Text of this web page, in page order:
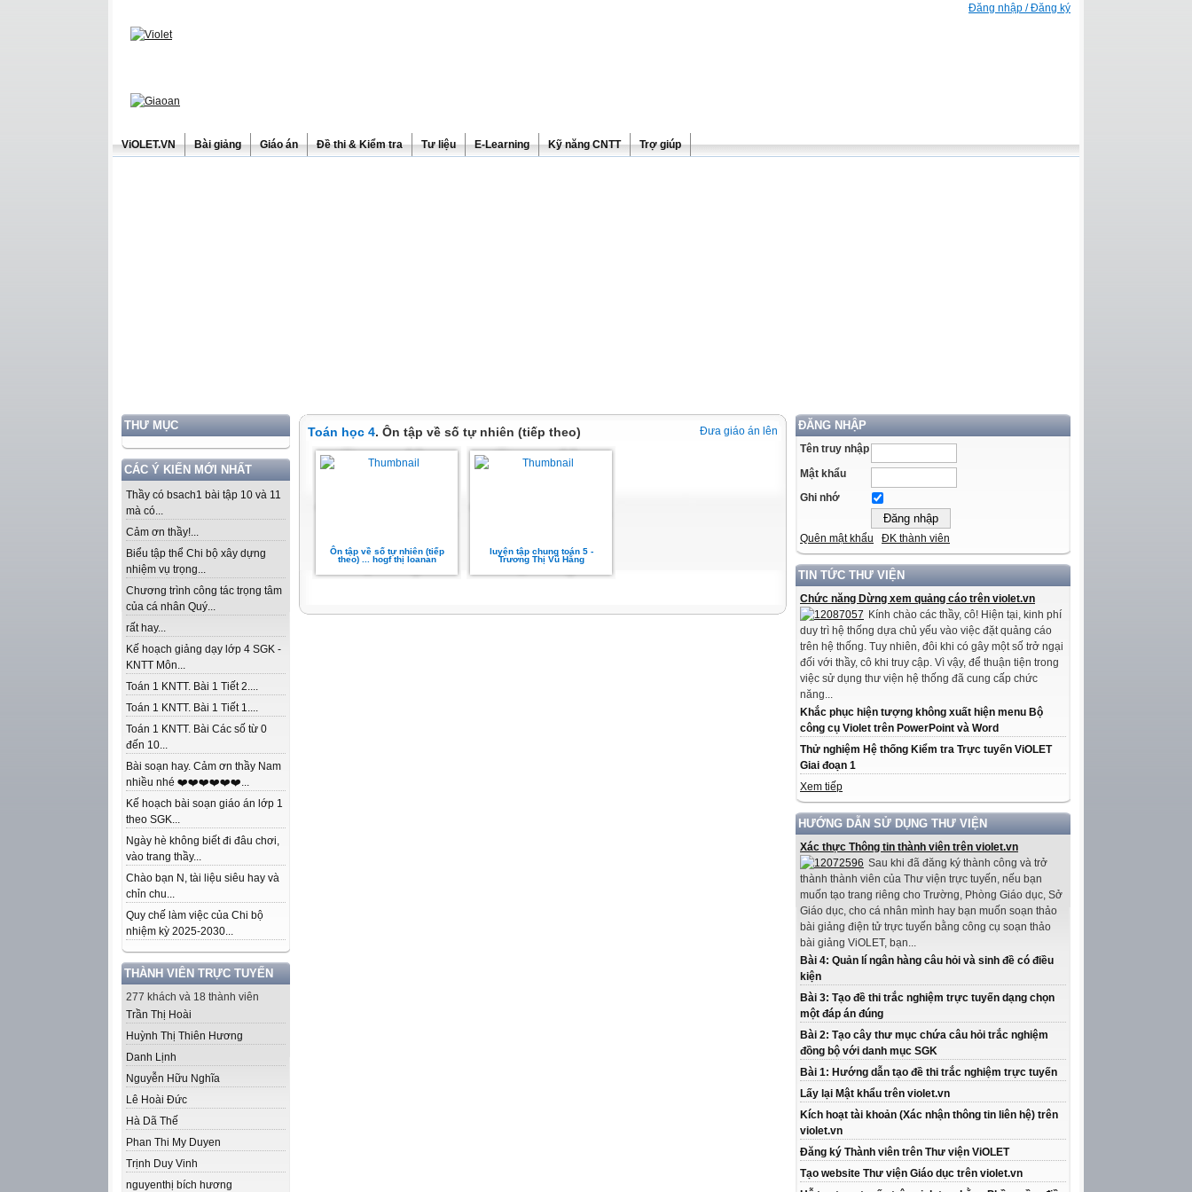
Đăng nhập / Đăng ký
ViOLET.VN Bài giảng Giáo án Đề thi & Kiểm tra Tư liệu E-Learning Kỹ năng CNTT Trợ giúp
THƯ MỤC
CÁC Ý KIẾN MỚI NHẤT
Thầy có bsach1 bài tập 10 và 11
mà có...
Cảm ơn thầy!...
Biểu tập thể Chi bộ xây dựng
nhiệm vụ trọng...
Chương trình công tác trọng tâm
của cá nhân Quý...
rất hay...
Kế hoạch giảng dạy lớp 4 SGK -
KNTT Môn...
Toán 1 KNTT. Bài 1 Tiết 2....
Toán 1 KNTT. Bài 1 Tiết 1....
Toán 1 KNTT. Bài Các số từ 0
đến 10...
Bài soạn hay. Cảm ơn thầy Nam
nhiều nhé ❤️❤️❤️❤️❤️❤️...
Kế hoạch bài soạn giáo án lớp 1
theo SGK...
Ngày hè không biết đi đâu chơi,
vào trang thầy...
Chào bạn N, tài liệu siêu hay và
chỉn chu...
Quy chế làm việc của Chi bộ
nhiệm kỳ 2025-2030...
THÀNH VIÊN TRỰC TUYẾN
277 khách và 18 thành viên
Trần Thị Hoài
Huỳnh Thị Thiên Hương
Danh Lịnh
Nguyễn Hữu Nghĩa
Lê Hoài Đức
Hà Dã Thế
Phan Thi My Duyen
Trịnh Duy Vinh
nguyenthị bích hương
ĐĂNG NHẬP
Tên truy nhập
Mật khẩu
Ghi nhớ
Quên mật khẩu ĐK thành viên
TIN TỨC THƯ VIỆN
Chức năng Dừng xem quảng cáo trên violet.vn
Kính chào các thầy, cô! Hiện tại, kinh phí
duy trì hệ thống dựa chủ yếu vào việc đặt quảng cáo
trên hệ thống. Tuy nhiên, đôi khi có gây một số trở ngại
đối với thầy, cô khi truy cập. Vì vậy, để thuận tiện trong
việc sử dụng thư viện hệ thống đã cung cấp chức
năng...
Khắc phục hiện tượng không xuất hiện menu Bộ
công cụ Violet trên PowerPoint và Word
Thử nghiệm Hệ thống Kiểm tra Trực tuyến ViOLET
Giai đoạn 1
Xem tiếp
HƯỚNG DẪN SỬ DỤNG THƯ VIỆN
Xác thực Thông tin thành viên trên violet.vn
Sau khi đã đăng ký thành công và trở
thành thành viên của Thư viện trực tuyến, nếu bạn
muốn tạo trang riêng cho Trường, Phòng Giáo dục, Sở
Giáo dục, cho cá nhân mình hay bạn muốn soạn thảo
bài giảng điện tử trực tuyến bằng công cụ soạn thảo
bài giảng ViOLET, bạn...
Bài 4: Quản lí ngân hàng câu hỏi và sinh đề có điều
kiện
Bài 3: Tạo đề thi trắc nghiệm trực tuyến dạng chọn
một đáp án đúng
Bài 2: Tạo cây thư mục chứa câu hỏi trắc nghiệm
đồng bộ với danh mục SGK
Bài 1: Hướng dẫn tạo đề thi trắc nghiệm trực tuyến
Lấy lại Mật khẩu trên violet.vn
Kích hoạt tài khoản (Xác nhận thông tin liên hệ) trên
violet.vn
Đăng ký Thành viên trên Thư viện ViOLET
Tạo website Thư viện Giáo dục trên violet.vn
Đưa giáo án lên
Toán học 4. Ôn tập về số tự nhiên (tiếp theo)
Ôn tập về số tự nhiên (tiếp
theo) ... hogf thị loanan
luyện tập chung toán 5 -
Trương Thị Vũ Hằng